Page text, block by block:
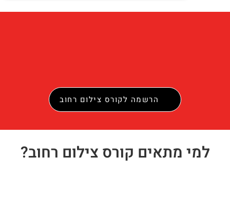
הרשמה לקורס צילום רחוב
למי מתאים קורס צילום רחוב?